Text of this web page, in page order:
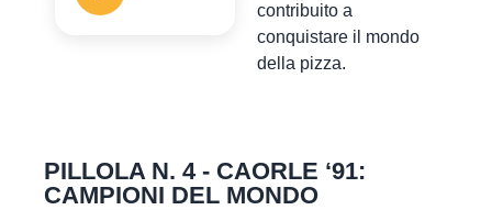
contribuito a
conquistare il mondo
della pizza.
PILLOLA N. 4 - CAORLE ‘91:
CAMPIONI DEL MONDO